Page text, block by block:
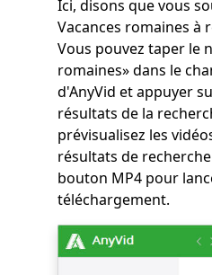
Ici, disons que vous
Vacances romaines à
Vous pouvez taper le
romaines» dans le
d'AnyVid et appuyer
résultats de la
prévisualisez les
résultats de
bouton MP4 pour
téléchargement.